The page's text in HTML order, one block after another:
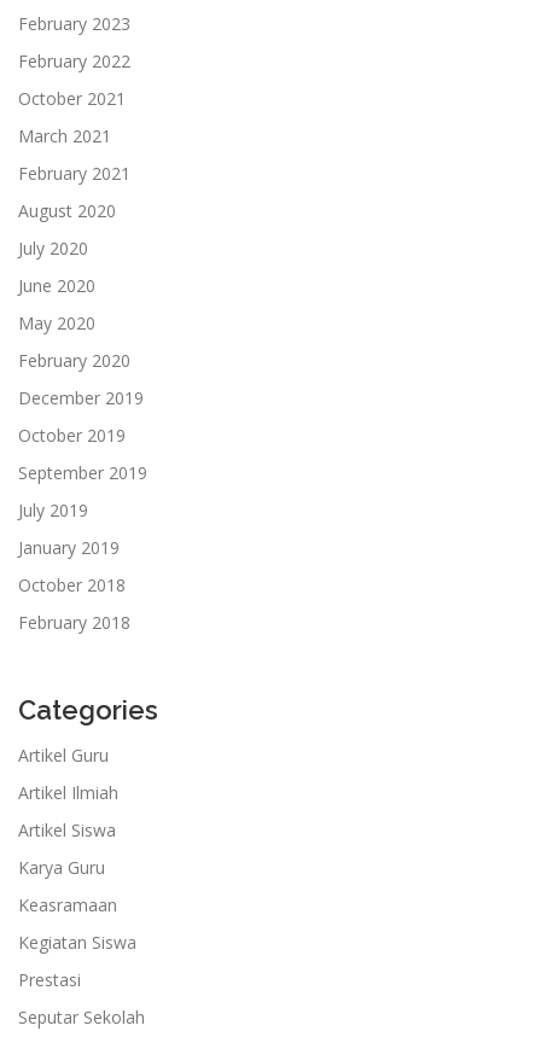
February 2023
February 2022
October 2021
March 2021
February 2021
August 2020
July 2020
June 2020
May 2020
February 2020
December 2019
October 2019
September 2019
July 2019
January 2019
October 2018
February 2018
Categories
Artikel Guru
Artikel Ilmiah
Artikel Siswa
Karya Guru
Keasramaan
Kegiatan Siswa
Prestasi
Seputar Sekolah